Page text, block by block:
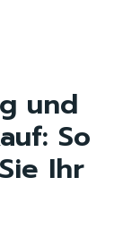
und
So
Ihr